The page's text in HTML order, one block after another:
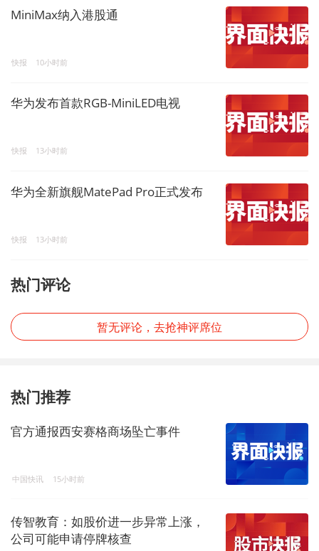
MiniMax纳入港股通
快报 10小时前
华为发布首款RGB-MiniLED电视
快报 13小时前
华为全新旗舰MatePad Pro正式发布
快报 13小时前
热门评论
暂无评论，去抢神评席位
热门推荐
官方通报西安赛格商场坠亡事件
中国快讯 15小时前
传智教育：如股价进一步异常上涨，
公司可能申请停牌核查